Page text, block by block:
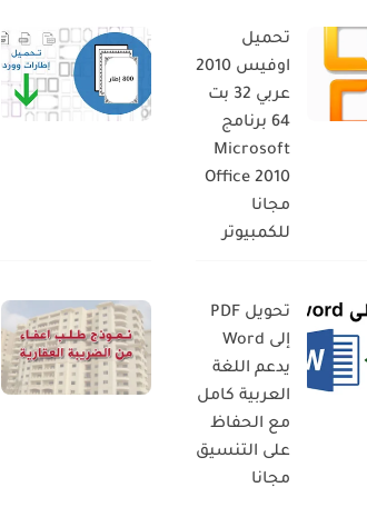
تحميل
اوفيس 2010
عربي 32 بت
64 برنامج
Microsoft
Office 2010
مجانا
للكمبيوتر
تحويل PDF
إلى Word
يدعم اللغة
العربية كامل
مع الحفاظ
على التنسيق
مجانا